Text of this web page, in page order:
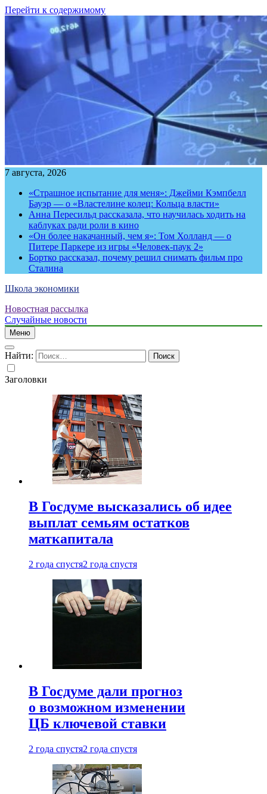
Перейти к содержимому
7 августа, 2026
«Страшное испытание для меня»: Джейми Кэмпбелл
Бауэр — о «Властелине колец: Кольца власти»
Анна Пересильд рассказала, что научилась ходить на
каблуках ради роли в кино
«Он более накачанный, чем я»: Том Холланд — о
Питере Паркере из игры «Человек-паук 2»
Бортко рассказал, почему решил снимать фильм про
Сталина
Школа экономики
Новостная рассылка
Случайные новости
Меню
Найти:
Заголовки
В Госдуме высказались об идее
выплат семьям остатков
маткапитала
2 года спустя2 года спустя
В Госдуме дали прогноз
о возможном изменении
ЦБ ключевой ставки
2 года спустя2 года спустя